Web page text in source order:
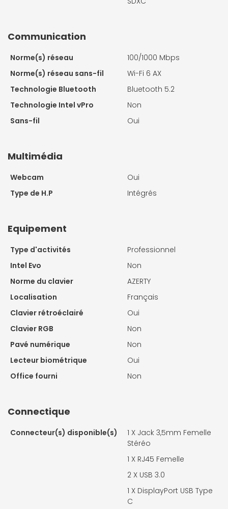
Communication
Norme(s) réseau
100/1000 Mbps
Norme(s) réseau sans-fil
Wi-Fi 6 AX
Technologie Bluetooth
Bluetooth 5.2
Technologie Intel vPro
Non
Sans-fil
Oui
Multimédia
Webcam
Oui
Type de H.P
Intégrés
Equipement
Type d'activités
Professionnel
Intel Evo
Non
Norme du clavier
AZERTY
Localisation
Français
Clavier rétroéclairé
Oui
Clavier RGB
Non
Pavé numérique
Non
Lecteur biométrique
Oui
Office fourni
Non
Connectique
Connecteur(s) disponible(s) 1 X Jack 3,5mm Femelle
Stéréo
1 X RJ45 Femelle
2 X USB 3.0
1 X DisplayPort USB Type
C